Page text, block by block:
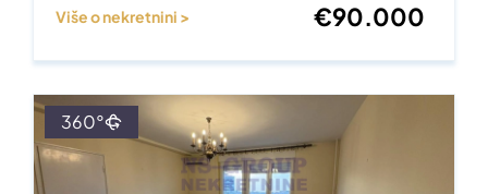
Više o nekretnini > €90.000
360°